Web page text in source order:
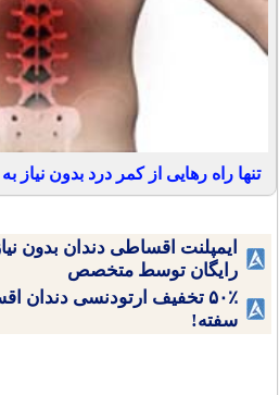
تنها راه رهایی از کمر درد بدون نیاز
ایمپلنت اقساطی دندان بدون
رایگان توسط متخصص
۵۰٪ تخفیف ارتودنسی دندان
سفته!